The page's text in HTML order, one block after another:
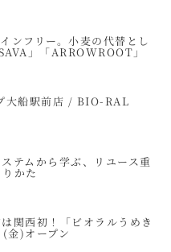
ンフリー。小麦の代替とし
」「ARROWROOT」
大船駅前店 / BIO-RAL
テムから学ぶ、リユース重
かた
関西初！「ビオラルうめき
金)オープン